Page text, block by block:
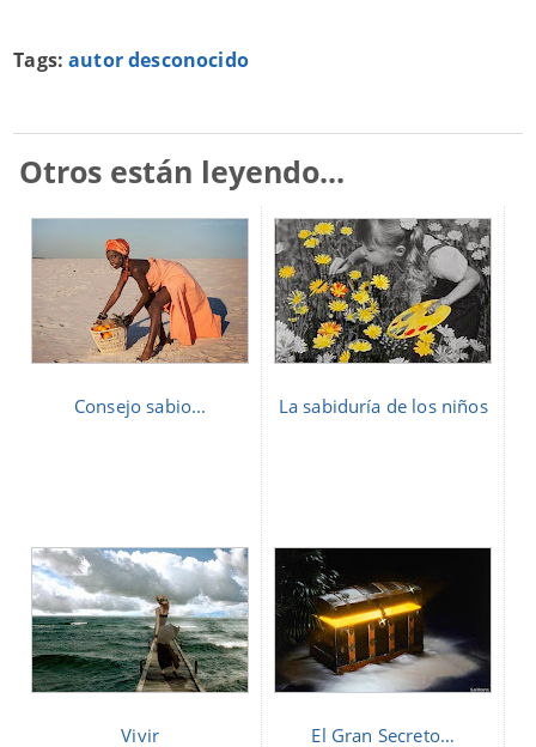
Tags:autor desconocido
Otros están leyendo...
Consejo sabio... La sabiduría de los niños
Vivir El Gran Secreto…